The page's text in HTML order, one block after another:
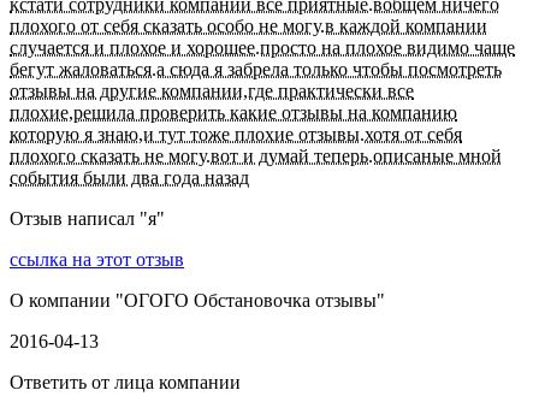
кстати сотрудники компании все приятные.вобщем ничего
плохого от себя сказать особо не могу.в каждой компании
случается и плохое и хорошее.просто на плохое видимо чаще
бегут жаловаться.а сюда я забрела только чтобы посмотреть
отзывы на другие компании,где практически все
плохие,решила проверить какие отзывы на компанию
которую я знаю,и тут тоже плохие отзывы.хотя от себя
плохого сказать не могу.вот и думай теперь.описаные мной
события были два года назад
Отзыв написал "я"
ссылка на этот отзыв
О компании "ОГОГО Обстановочка отзывы"
2016-04-13
Ответить от лица компании